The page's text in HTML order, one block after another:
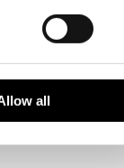
all
digital i januari